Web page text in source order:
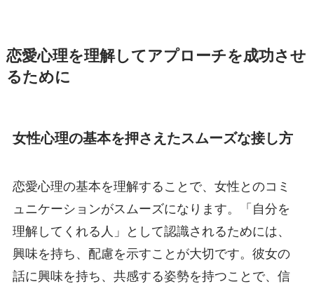
恋愛心理を理解してアプローチを成功させ
るために
女性心理の基本を押さえたスムーズな接し方
恋愛心理の基本を理解することで、女性とのコミ
ュニケーションがスムーズになります。「自分を
理解してくれる人」として認識されるためには、
興味を持ち、配慮を示すことが大切です。彼女の
話に興味を持ち、共感する姿勢を持つことで、信